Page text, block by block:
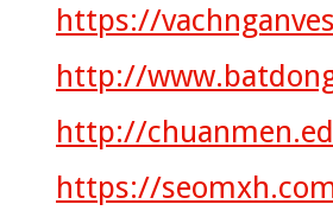
https://
http://
http://
https://